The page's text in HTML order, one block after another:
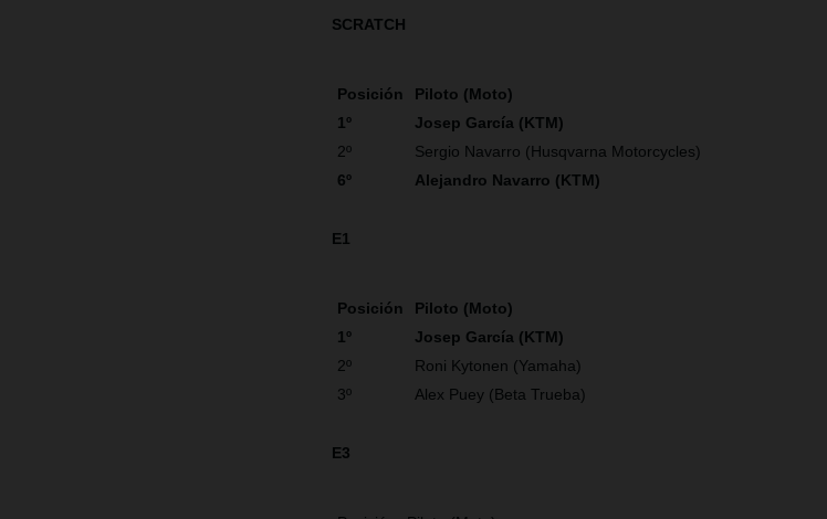
SCRATCH
Posición
Piloto (Moto)
1º
Josep García (KTM)
2º
Sergio Navarro (Husqvarna Motorcycles)
6º
Alejandro Navarro (KTM)
E1
Posición
Piloto (Moto)
1º
Josep García (KTM)
2º
Roni Kytonen (Yamaha)
3º
Alex Puey (Beta Trueba)
E3